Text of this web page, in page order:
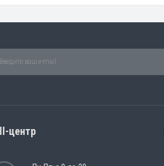
центр